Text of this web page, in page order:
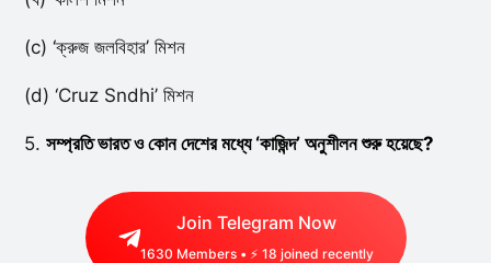
(c) ‘ক্রুজ জলবিহার’ মিশন
(d) ‘Cruz Sndhi’ মিশন
5. সম্প্রতি ভারত ও কোন দেশের মধ্যে ‘কাজিন্দ’ অনুশীলন শুরু হয়েছে?
Join Telegram Now
1630 Members • ⚡ 18 joined recently